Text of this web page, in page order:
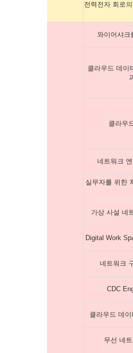
전력전자 회로
와이어샤크
클라우드 데이
클라우
네트워크
실무자를 위한
가상 사설 네
Digital Work
네트워크
CDC
클라우드 데
무선 네